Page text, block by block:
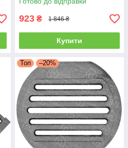
923 ₴ 1 846 ₴
Купити
Топ –20%